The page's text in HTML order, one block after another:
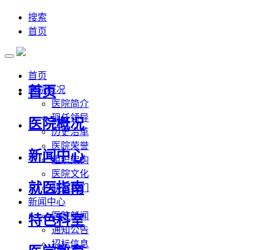
搜索
首页
首页
医院概况
医院简介
现任领导
历史沿革
医院荣誉
组织架构
医院文化
联系我们
新闻中心
医院新闻
通知公告
招标信息
首页
医院概况
新闻中心
就医指南
特色科室